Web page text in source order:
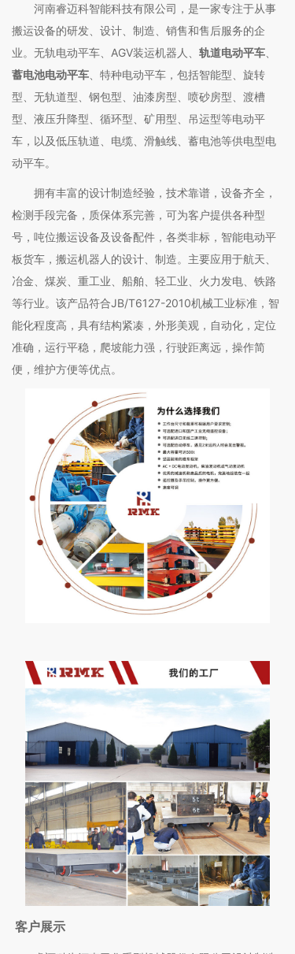
河南睿迈科智能科技有限公司，是一家专注于从事
搬运设备的研发、设计、制造、销售和售后服务的企
业。无轨电动平车、AGV装运机器人、 轨道电动平车
蓄电池电动平车 、特种电动平车，包括智能型、旋转
型、无轨道型、钢包型、油漆房型、喷砂房型、渡槽
型、液压升降型、循环型、矿用型、吊运型等电动平
车，以及低压轨道、电缆、滑触线、蓄电池等供电型电
动平车。
拥有丰富的设计制造经验，技术靠谱，设备齐全，
检测手段完备，质保体系完善，可为客户提供各种型
号，吨位搬运设备及设备配件，各类非标，智能电动平
板货车，搬运机器人的设计、制造。主要应用于航天、
冶金、煤炭、重工业、船舶、轻工业、火力发电、铁路
等行业。该产品符合JB/T6127-2010机械工业标准，智
能化程度高，具有结构紧凑，外形美观，自动化，定位
准确，运行平稳，爬坡能力强，行驶距离远，操作简
便，维护方便等优点。
客户展示